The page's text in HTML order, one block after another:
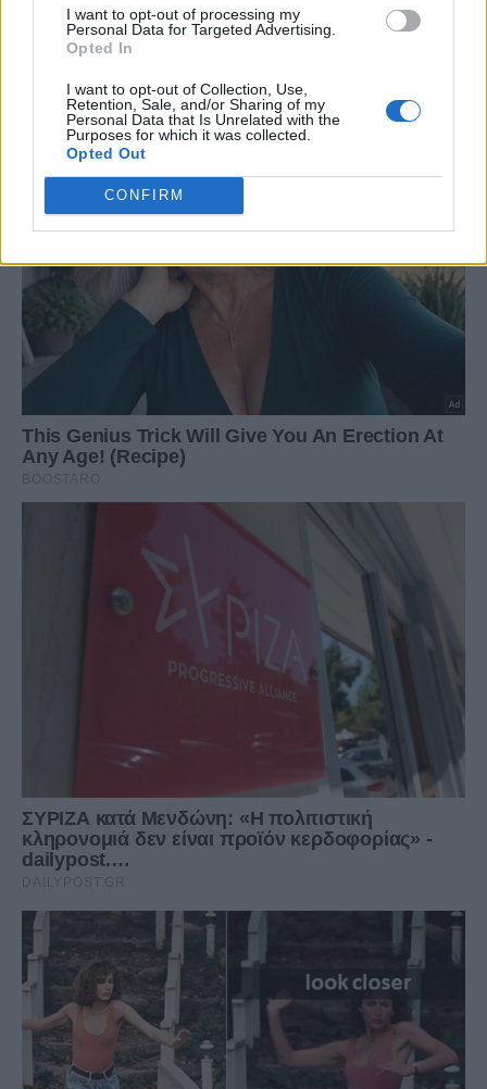
I want to opt-out of processing my
Personal Data for Targeted Advertising.
Opted In
I want to opt-out of Collection, Use,
Retention, Sale, and/or Sharing of my
Personal Data that Is Unrelated with the
Purposes for which it was collected.
Opted Out
CONFIRM